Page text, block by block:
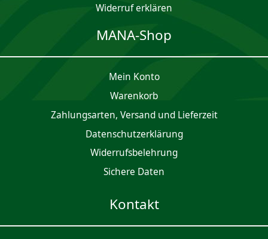
Widerruf erklären
MANA-Shop
Mein Konto
Waren­korb
Zahlungsarten, Versand und Lieferzeit
Daten­schutz­er­klärung
Widerrufsbelehrung
Sichere Daten
Kontakt